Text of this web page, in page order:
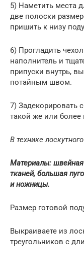
5) Наметить места
две полоски
пришить к низу
6) Прогладить
наполнитель и
припуски внутрь,
потайным швом.
7) Задекорировать
такой же или более
В технике
Материалы:
тканей, большая
и ножницы.
Размер готовой
Выкраиваете из
треугольников с